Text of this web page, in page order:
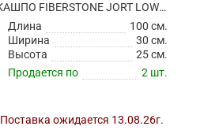
КАШПО FIBERSTONE JORT LOW S BLACK
Длина
100 см.
Ширина
30 см.
Высота
25 см.
Продается по
2 шт.
Поставка ожидается 13.08.26г.